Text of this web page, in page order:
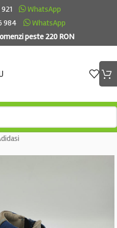
WhatsApp
984
WhatsApp
peste 220 RON